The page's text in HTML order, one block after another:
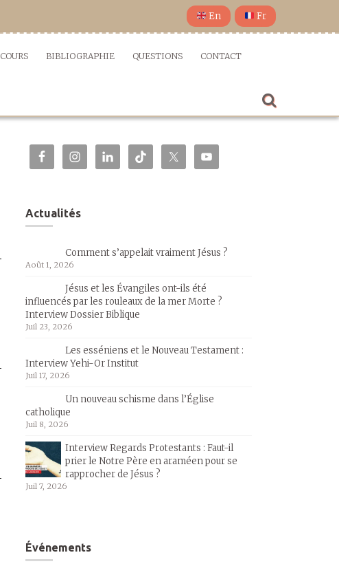
En Fr
COURS BIBLIOGRAPHIE QUESTIONS CONTACT
Actualités
Comment s’appelait vraiment Jésus ?
Août 1, 2026
Jésus et les Évangiles ont-ils été
influencés par les rouleaux de la mer Morte ?
Interview Dossier Biblique
Juil 23, 2026
Les esséniens et le Nouveau Testament :
Interview Yehi-Or Institut
Juil 17, 2026
Un nouveau schisme dans l’Église
catholique
Juil 8, 2026
Interview Regards Protestants : Faut-il
prier le Notre Père en araméen pour se
rapprocher de Jésus ?
Juil 7, 2026
Événements